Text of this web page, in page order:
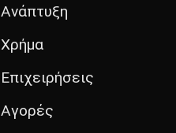
Ανάπτυξη
Χρήμα
Επιχειρήσεις
Αγορές